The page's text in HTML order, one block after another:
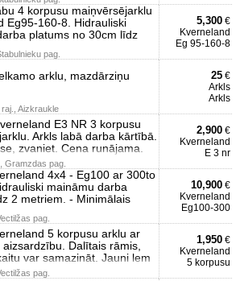
4 korpusu maiņvērsējarklu
Eg95-160-8. Hidrauliski
platums no 30cm līdz
pag.
5,300 €
Kverneland
Eg 95-160-8
arklu, mazdārziņu
Aizkraukle
25 €
Arkls
Arkls
E3 NR 3 korpusu
Arkls labā darba kārtībā.
zvaniet. Cena runājama.
Gramzdas pag.
2,900 €
Kverneland
E 3 nr
4x4 - Eg100 ar 300to
maināmu darba
2 metriem. - Minimālais
pag.
10,900 €
Kverneland
Eg100-300
5 korpusu arklu ar
Dalītais rāmis,
var samazināt. Jauni lem
pag.
1,950 €
Kverneland
5 korpusu